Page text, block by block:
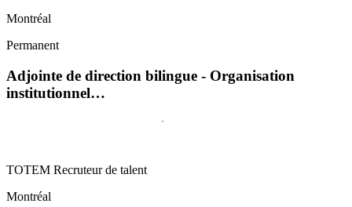
Montréal
Permanent
Adjointe de direction bilingue - Organisation
institutionnel…
TOTEM Recruteur de talent
Montréal